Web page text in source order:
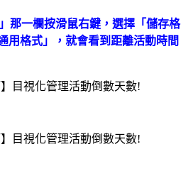
那一欄按滑鼠右鍵，選擇「儲存格
用格式」，就會看到距離活動時間